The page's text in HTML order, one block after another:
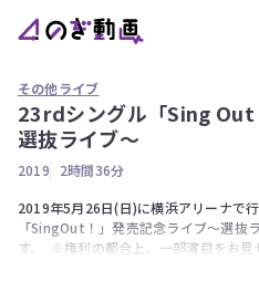
の
ぎ
画
有
その他ライブ
23rdシングル「Sing Out
選抜ライブ～
2019
2時間36分
2019年5月26日(日)に横浜アリーナで
「SingOut！」発売記念ライブ～選抜
す。  ※権利の都合上、一部演目をお